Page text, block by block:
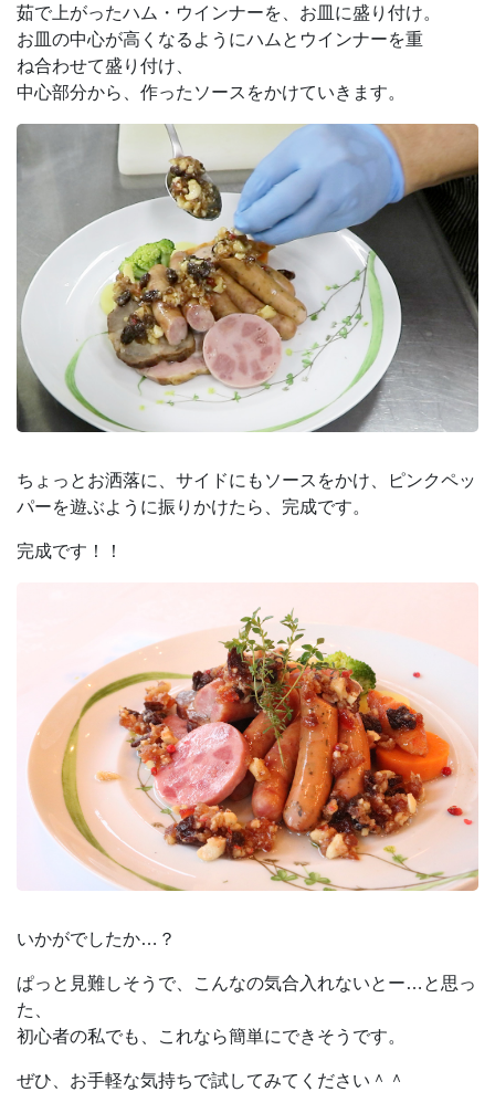
茹で上がったハム・ウインナーを、お皿に盛り付け。
お皿の中心が高くなるようにハムとウインナーを重
ね合わせて盛り付け、
中心部分から、作ったソースをかけていきます。
ちょっとお洒落に、サイドにもソースをかけ、ピンクペッ
パーを遊ぶように振りかけたら、完成です。
完成です！！
いかがでしたか…？
ぱっと見難しそうで、こんなの気合入れないとー…と思っ
た、
初心者の私でも、これなら簡単にできそうです。
ぜひ、お手軽な気持ちで試してみてください＾＾